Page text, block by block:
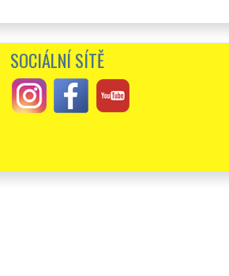
SOCIÁLNÍ SÍTĚ